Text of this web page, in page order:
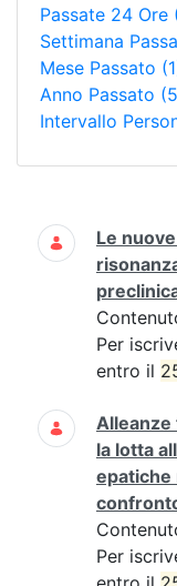
Passate 24 Ore
Settimana
Mese Passato
Anno Passato
Intervallo
Ricerca
Le
Per
entro il
la lotta
epatiche
Per